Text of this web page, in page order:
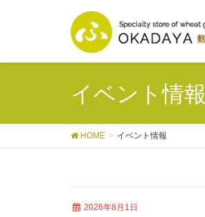
イベント情報
HOME イベント情報
2026年8月1日